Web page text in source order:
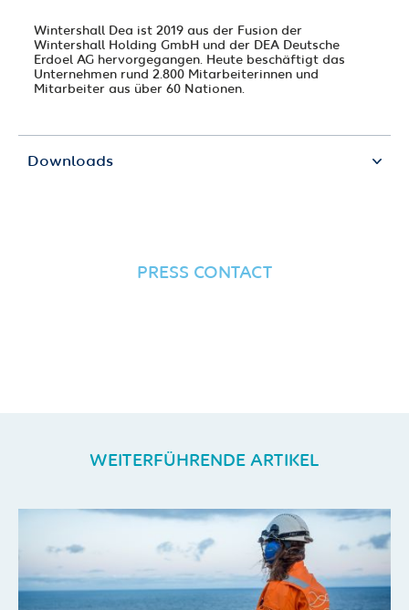
Wintershall Dea ist 2019 aus der Fusion der
Wintershall Holding GmbH und der DEA Deutsche
Erdoel AG hervorgegangen. Heute beschäftigt das
Unternehmen rund 2.800 Mitarbeiterinnen und
Mitarbeiter aus über 60 Nationen.
Downloads
PRESS CONTACT
WEITERFÜHRENDE ARTIKEL